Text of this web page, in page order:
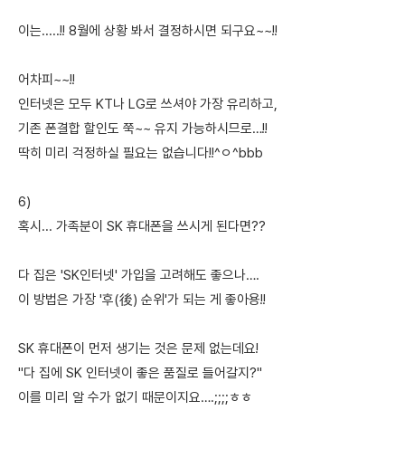
이는.....!! 8월에 상황 봐서 결정하시면 되구요~~!!
어차피~~!!
인터넷은 모두 KT나 LG로 쓰셔야 가장 유리하고,
기존 폰결합 할인도 쭉~~ 유지 가능하시므로…!!
딱히 미리 걱정하실 필요는 없습니다!!^ㅇ^bbb
6)
혹시... 가족분이 SK 휴대폰을 쓰시게 된다면??
다 집은 'SK인터넷' 가입을 고려해도 좋으나….
이 방법은 가장 '후(後) 순위'가 되는 게 좋아용!!
SK 휴대폰이 먼저 생기는 것은 문제 없는데요!
"다 집에 SK 인터넷이 좋은 품질로 들어갈지?"
이를 미리 알 수가 없기 때문이지요….;;;;ㅎㅎ